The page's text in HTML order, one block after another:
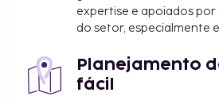
comunicou.expertise e apoiados
do setor, especialmente
Planejamento
fácil